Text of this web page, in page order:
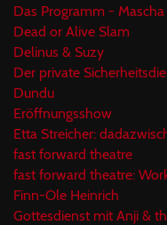
Das Programm - Mascha
Dead or Alive Slam
Delinus & Suzy
Der private
Dundu
Eröffnungsshow
Etta Streicher:
fast forward theatre
fast forward theatre:
Finn-Ole Heinrich
Gottesdienst mit Anji &